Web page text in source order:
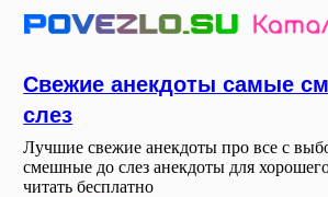
Свежие анекдоты самые
слез
Лучшие свежие анекдоты про все с
смешные до слез анекдоты для
читать бесплатно